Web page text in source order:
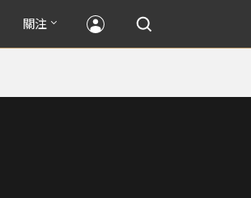
關注